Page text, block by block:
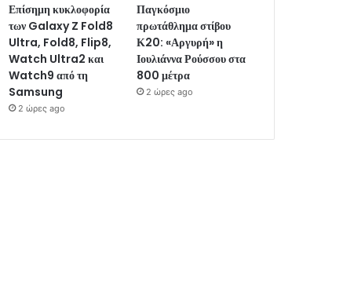
Επίσημη κυκλοφορία
των Galaxy Z Fold8
Ultra, Fold8, Flip8,
Watch Ultra2 και
Watch9 από τη
Samsung
2 ώρες ago
Παγκόσμιο
πρωτάθλημα στίβου
Κ20: «Αργυρή» η
Ιουλιάννα Ρούσσου στα
800 μέτρα
2 ώρες ago